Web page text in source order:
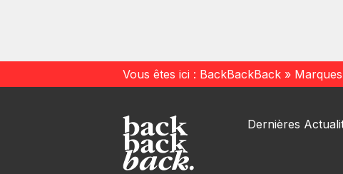
Vous êtes ici : BackBackBack » Marques
Dernières